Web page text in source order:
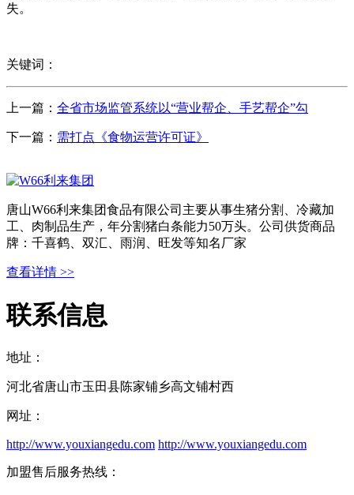
失。
关键词：
上一篇： 全省市场监管系统以“营业帮企、手艺帮企”勾
下一篇： 需打点《食物运营许可证》
唐山W66利来集团食品有限公司主要从事生猪分割、冷藏加
工、肉制品生产，年分割猪白条能力50万头。公司供货商品
牌：千喜鹤、双汇、雨润、旺发等知名厂家
查看详情 >>
联系信息
地址：
河北省唐山市玉田县陈家铺乡高文铺村西
网址：
http://www.youxiangedu.com http://www.youxiangedu.com
加盟售后服务热线：